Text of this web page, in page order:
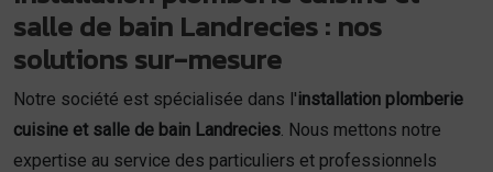
salle de bain Landrecies : nos
solutions sur-mesure
Notre société est spécialisée dans l'installation plomberie
cuisine et salle de bain Landrecies. Nous mettons notre
expertise au service des particuliers et professionnels